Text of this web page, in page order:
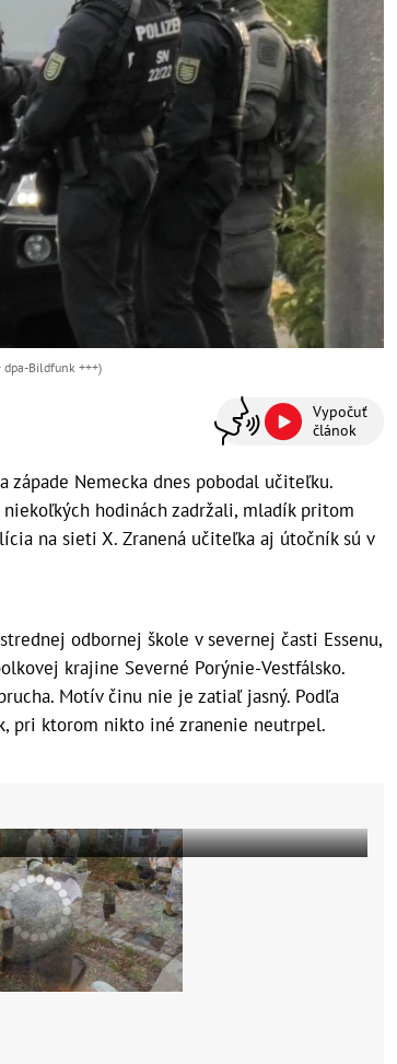
dpa-Bildfunk +++)
Vypočuť
článok
západe Nemecka dnes pobodal učiteľku.
hodinách zadržali, mladík pritom
na sieti X. Zranená učiteľka aj útočník sú v
odbornej škole v severnej časti Essenu,
krajine Severné Porýnie-Vestfálsko.
Motív činu nie je zatiaľ jasný. Podľa
pri ktorom nikto iné zranenie neutrpel.